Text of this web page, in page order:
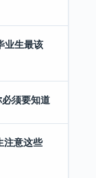
业生最该
须要知道
注意这些